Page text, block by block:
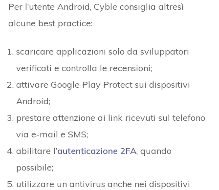
Per l’utente Android, Cyble consiglia altresì
alcune best practice:
scaricare applicazioni solo da sviluppatori
verificati e controlla le recensioni;
attivare Google Play Protect sui dispositivi
Android;
prestare attenzione ai link ricevuti sul telefono
via e-mail e SMS;
abilitare l’autenticazione 2FA, quando
possibile;
utilizzare un antivirus anche nei dispositivi